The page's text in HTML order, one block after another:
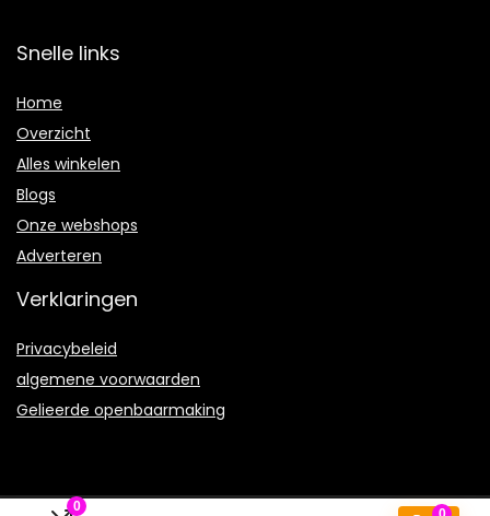
0
Snelle links
Home
Overzicht
Alles winkelen
Blogs
Onze webshops
Adverteren
Verklaringen
Privacybeleid
algemene voorwaarden
Gelieerde openbaarmaking